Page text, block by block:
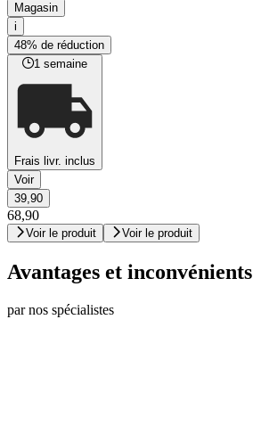
Magasin
i
48% de réduction
1 semaine
Frais livr. inclus
Voir
39,90
68,90
Voir le produit Voir le produit
Avantages et inconvénients
par nos spécialistes